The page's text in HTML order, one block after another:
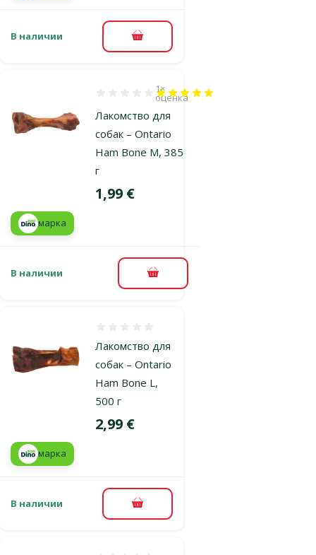
В наличии В корзину
Лакомство для
собак – Ontario
Ham Bone M, 385
г
Оценка 100%, количество оценок: 1
1×
оценка
Цена
1,99 €
марка
В наличии В корзину
Лакомство для
собак – Ontario
Ham Bone L,
500 г
Цена
2,99 €
марка
В наличии В корзину